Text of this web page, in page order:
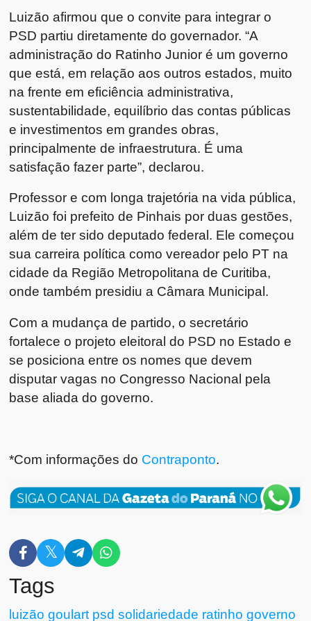
Luizão afirmou que o convite para integrar o
PSD partiu diretamente do governador. “A
administração do Ratinho Junior é um governo
que está, em relação aos outros estados, muito
na frente em eficiência administrativa,
sustentabilidade, equilíbrio das contas públicas
e investimentos em grandes obras,
principalmente de infraestrutura. É uma
satisfação fazer parte”, declarou.
Professor e com longa trajetória na vida pública,
Luizão foi prefeito de Pinhais por duas gestões,
além de ter sido deputado federal. Ele começou
sua carreira política como vereador pelo PT na
cidade da Região Metropolitana de Curitiba,
onde também presidiu a Câmara Municipal.
Com a mudança de partido, o secretário
fortalece o projeto eleitoral do PSD no Estado e
se posiciona entre os nomes que devem
disputar vagas no Congresso Nacional pela
base aliada do governo.
*Com informações do Contraponto.
Tags
luizão goulart psd solidariedade ratinho governo